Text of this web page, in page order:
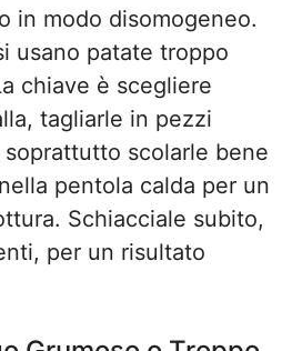
in modo disomogeneo.
usano patate troppo
chiave è scegliere
tagliarle in pezzi
scolarle bene
pentola calda per un
Schiacciale subito,
per un risultato